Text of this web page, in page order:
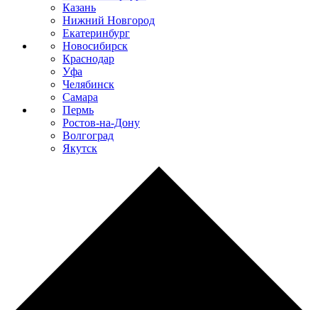
Казань
Нижний Новгород
Екатеринбург
Новосибирск
Краснодар
Уфа
Челябинск
Самара
Пермь
Ростов-на-Дону
Волгоград
Якутск